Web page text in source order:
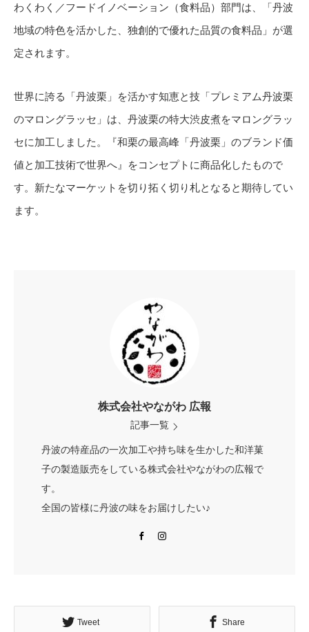
わくわく／フードイノベーション（食料品）部門は、「丹波
地域の特色を活かした、独創的で優れた品質の食料品」が選
定されます。
世界に誇る「丹波栗」を活かす知恵と技「プレミアム丹波栗
のマロングラッセ」は、丹波栗の特大渋皮煮をマロングラッ
セに加工しました。『和栗の最高峰「丹波栗」のブランド価
値と加工技術で世界へ』をコンセプトに商品化したもので
す。新たなマーケットを切り拓く切り札となると期待してい
ます。
株式会社やながわ 広報
記事一覧
丹波の特産品の一次加工や持ち味を生かした和洋菓
子の製造販売をしている株式会社やながわの広報で
す。
全国の皆様に丹波の味をお届けしたい♪
Tweet Share